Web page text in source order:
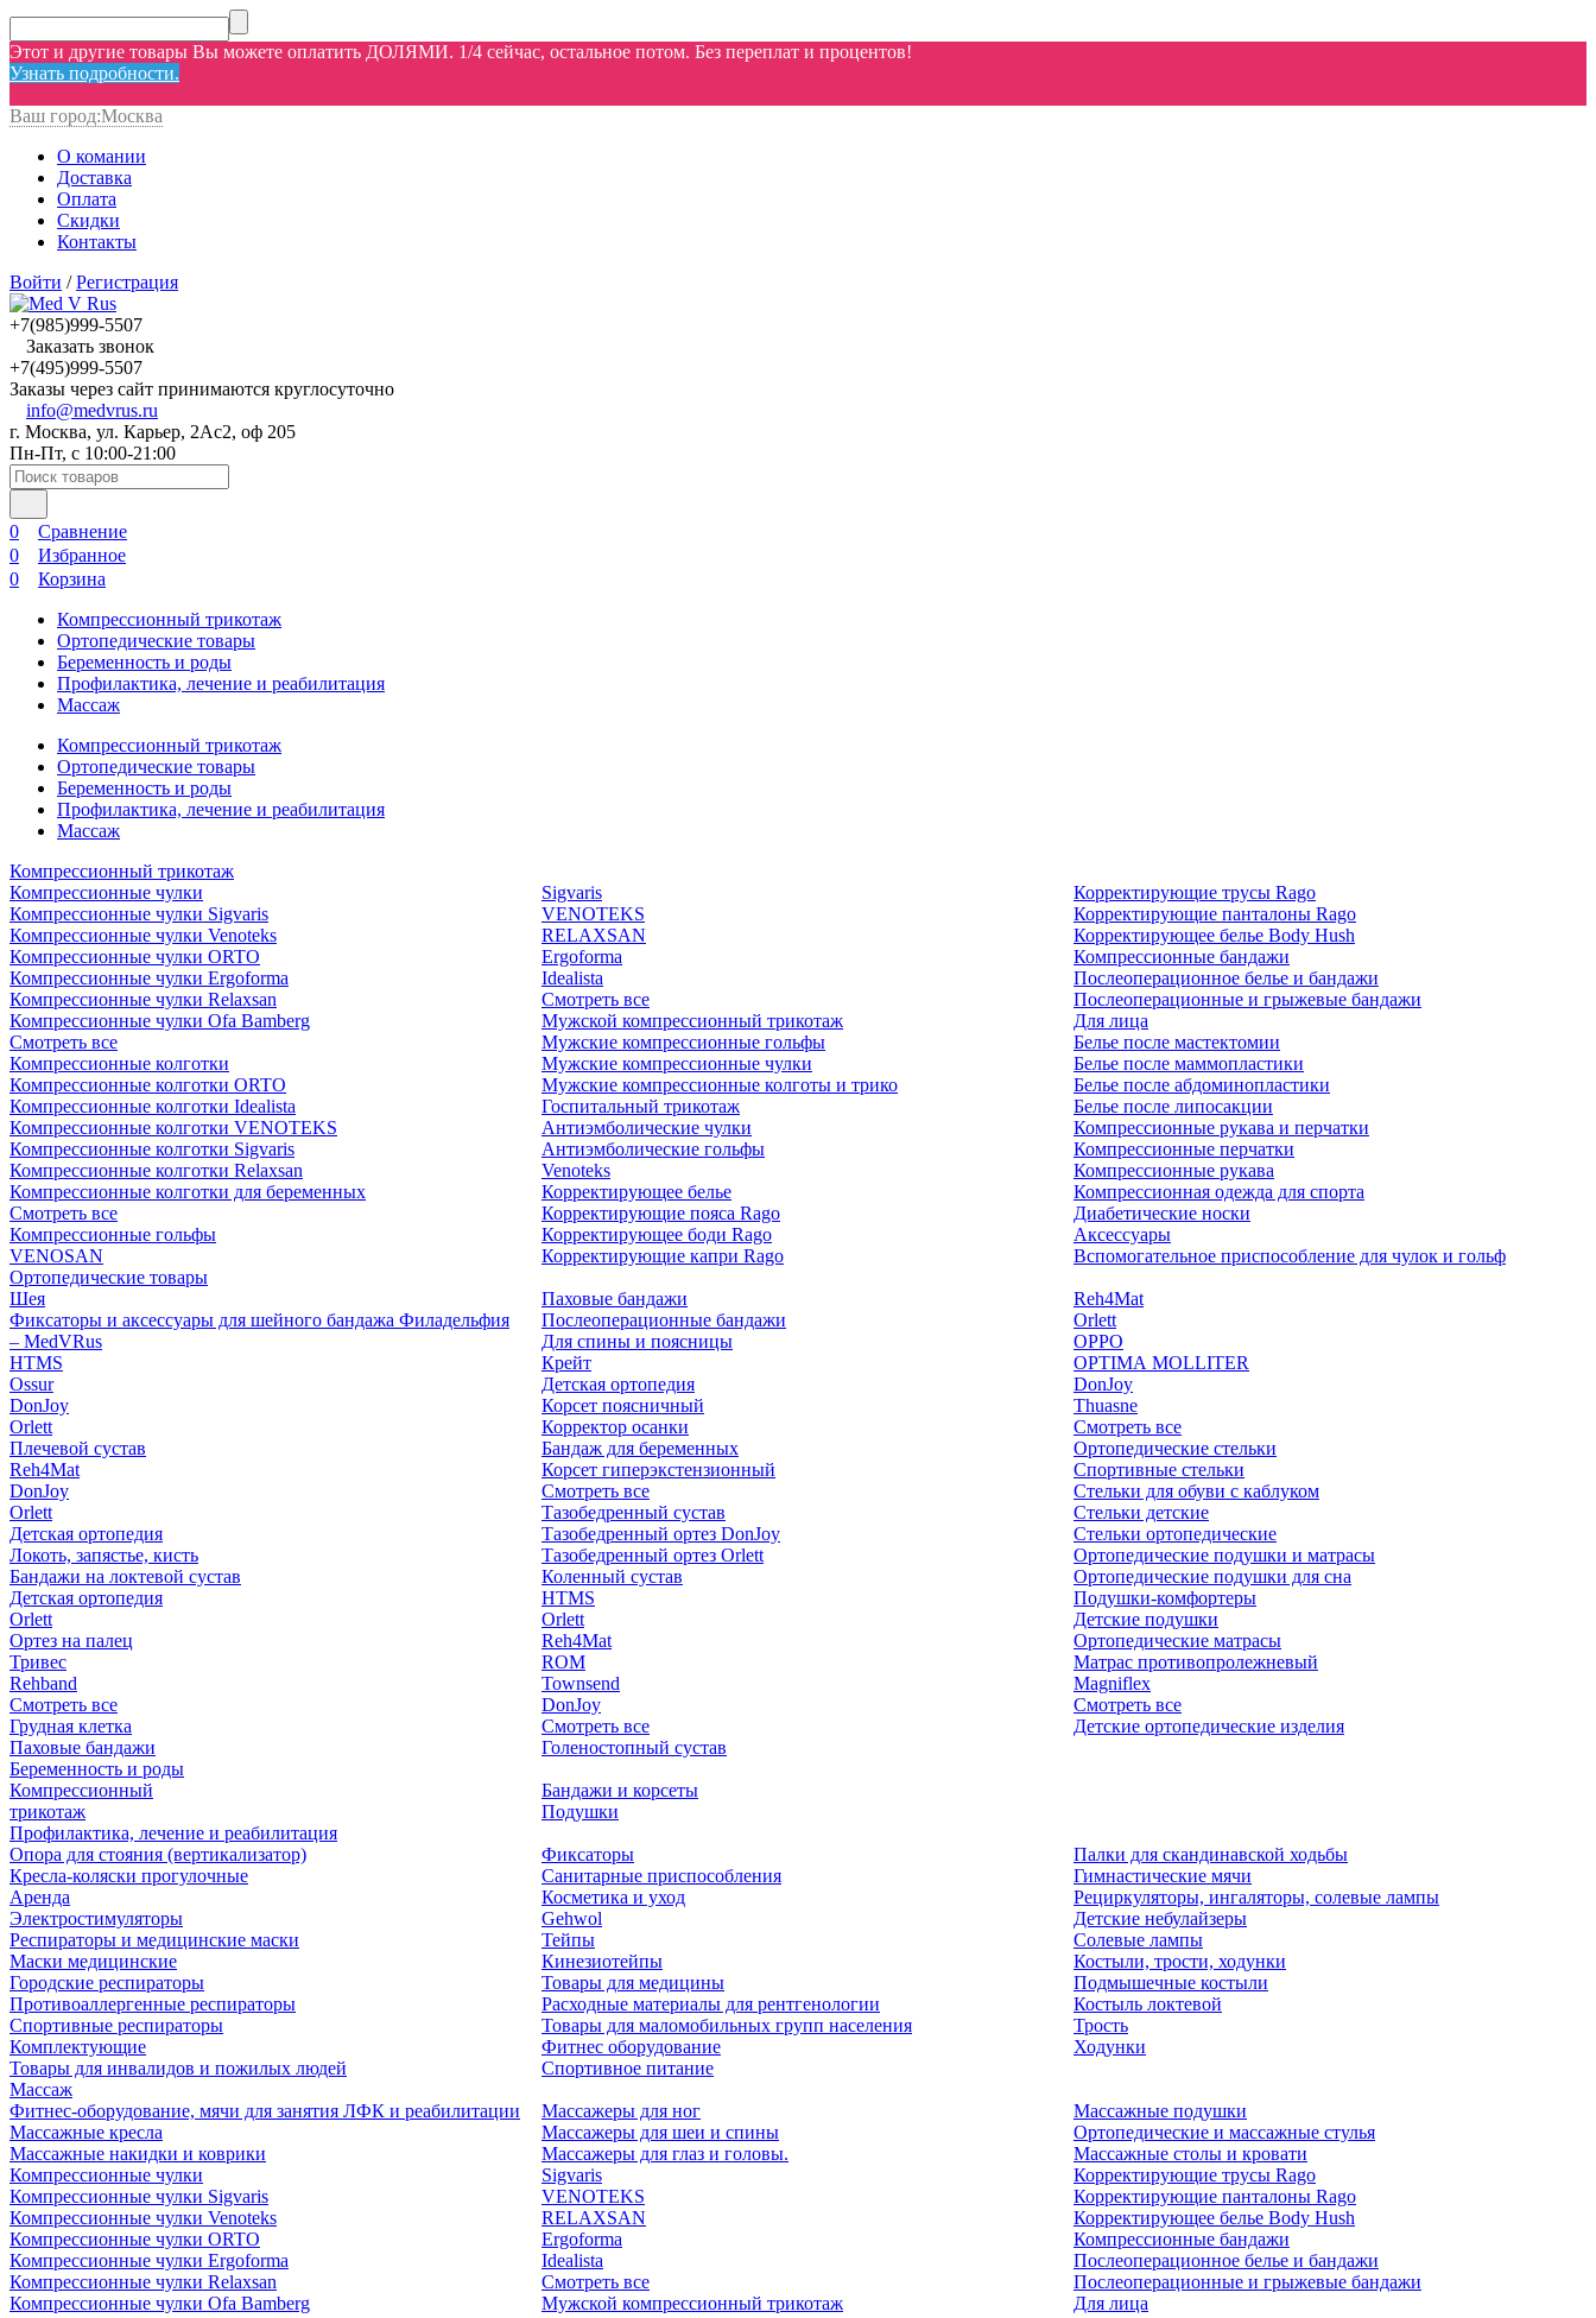
Этот и другие товары Вы можете оплатить ДОЛЯМИ. 1/4 сейчас, остальное потом. Без переплат и процентов!
Узнать подробности.
Ваш город:Москва
О комании
Доставка
Оплата
Скидки
Контакты
Войти /Регистрация
+7(985)999-5507
Заказать звонок
+7(495)999-5507
Заказы через сайт принимаются круглосуточно
info@medvrus.ru
г. Москва, ул. Карьер, 2Ас2, оф 205
Пн-Пт, с 10:00-21:00
0
Сравнение
0
Избранное
0
Корзина
Компрессионный трикотаж
Ортопедические товары
Беременность и роды
Профилактика, лечение и реабилитация
Массаж
Компрессионный трикотаж
Ортопедические товары
Беременность и роды
Профилактика, лечение и реабилитация
Массаж
Компрессионный трикотаж
Компрессионные чулки
Компрессионные чулки Sigvaris
Компрессионные чулки Venoteks
Компрессионные чулки ORTO
Компрессионные чулки Ergoforma
Компрессионные чулки Relaxsan
Компрессионные чулки Ofa Bamberg
Смотреть все
Компрессионные колготки
Компрессионные колготки ORTO
Компрессионные колготки Idealista
Компрессионные колготки VENOTEKS
Компрессионные колготки Sigvaris
Компрессионные колготки Relaxsan
Компрессионные колготки для беременных
Смотреть все
Компрессионные гольфы
VENOSAN
Sigvaris
VENOTEKS
RELAXSAN
Ergoforma
Idealista
Смотреть все
Мужской компрессионный трикотаж
Мужские компрессионные гольфы
Мужские компрессионные чулки
Мужские компрессионные колготы и трико
Госпитальный трикотаж
Антиэмболические чулки
Антиэмболические гольфы
Venoteks
Корректирующее белье
Корректирующие пояса Rago
Корректирующее боди Rago
Корректирующие капри Rago
Корректирующие трусы Rago
Корректирующие панталоны Rago
Корректирующее белье Body Hush
Компрессионные бандажи
Послеоперационное белье и бандажи
Послеоперационные и грыжевые бандажи
Для лица
Белье после мастектомии
Белье после маммопластики
Белье после абдоминопластики
Белье после липосакции
Компрессионные рукава и перчатки
Компрессионные перчатки
Компрессионные рукава
Компрессионная одежда для спорта
Диабетические носки
Аксессуары
Вспомогательное приспособление для чулок и гольф
Ортопедические товары
Шея
Фиксаторы и аксессуары для шейного бандажа Филадельфия
– MedVRus
HTMS
Ossur
DonJoy
Orlett
Плечевой сустав
Reh4Mat
DonJoy
Orlett
Детская ортопедия
Локоть, запястье, кисть
Бандажи на локтевой сустав
Детская ортопедия
Orlett
Ортез на палец
Тривес
Rehband
Смотреть все
Грудная клетка
Паховые бандажи
Паховые бандажи
Послеоперационные бандажи
Для спины и поясницы
Крейт
Детская ортопедия
Корсет поясничный
Корректор осанки
Бандаж для беременных
Корсет гиперэкстензионный
Смотреть все
Тазобедренный сустав
Тазобедренный ортез DonJoy
Тазобедренный ортез Orlett
Коленный сустав
HTMS
Orlett
Reh4Mat
ROM
Townsend
DonJoy
Смотреть все
Голеностопный сустав
Reh4Mat
Orlett
OPPO
OPTIMA MOLLITER
DonJoy
Thuasne
Смотреть все
Ортопедические стельки
Спортивные стельки
Стельки для обуви с каблуком
Стельки детские
Стельки ортопедические
Ортопедические подушки и матрасы
Ортопедические подушки для сна
Подушки-комфортеры
Детские подушки
Ортопедические матрасы
Матрас противопролежневый
Magniflex
Смотреть все
Детские ортопедические изделия
Беременность и роды
Компрессионный
трикотаж
Бандажи и корсеты
Подушки
Профилактика, лечение и реабилитация
Опора для стояния (вертикализатор)
Кресла-коляски прогулочные
Аренда
Электростимуляторы
Респираторы и медицинские маски
Маски медицинские
Городские респираторы
Противоаллергенные респираторы
Спортивные респираторы
Комплектующие
Товары для инвалидов и пожилых людей
Фиксаторы
Санитарные приспособления
Косметика и уход
Gehwol
Тейпы
Кинезиотейпы
Товары для медицины
Расходные материалы для рентгенологии
Товары для маломобильных групп населения
Фитнес оборудование
Спортивное питание
Палки для скандинавской ходьбы
Гимнастические мячи
Рециркуляторы, ингаляторы, солевые лампы
Детские небулайзеры
Солевые лампы
Костыли, трости, ходунки
Подмышечные костыли
Костыль локтевой
Трость
Ходунки
Массаж
Фитнес-оборудование, мячи для занятия ЛФК и реабилитации
Массажные кресла
Массажные накидки и коврики
Массажеры для ног
Массажеры для шеи и спины
Массажеры для глаз и головы.
Массажные подушки
Ортопедические и массажные стулья
Массажные столы и кровати
Компрессионные чулки
Компрессионные чулки Sigvaris
Компрессионные чулки Venoteks
Компрессионные чулки ORTO
Компрессионные чулки Ergoforma
Компрессионные чулки Relaxsan
Компрессионные чулки Ofa Bamberg
Sigvaris
VENOTEKS
RELAXSAN
Ergoforma
Idealista
Смотреть все
Мужской компрессионный трикотаж
Корректирующие трусы Rago
Корректирующие панталоны Rago
Корректирующее белье Body Hush
Компрессионные бандажи
Послеоперационное белье и бандажи
Послеоперационные и грыжевые бандажи
Для лица